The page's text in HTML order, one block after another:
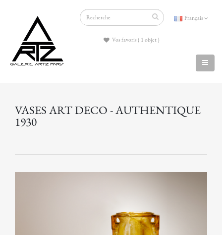
Français
Vos favoris ( 1 objet )
VASES ART DECO - AUTHENTIQUE
1930